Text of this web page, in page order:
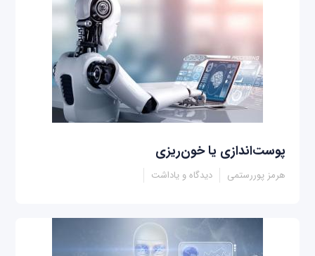
پوست‌اندازی یا خون‌ریزی
هرمز پوررستمی دیدگاه و یاداشت